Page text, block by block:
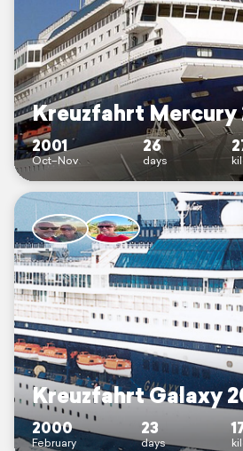
Kreuzfahrt Mercury
2001
Oct–Nov
26
days
Kreuzfahrt Galaxy
2000
February
23
days